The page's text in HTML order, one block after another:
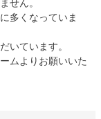
せん。
多くなっていま
いています。
ムよりお願いいた